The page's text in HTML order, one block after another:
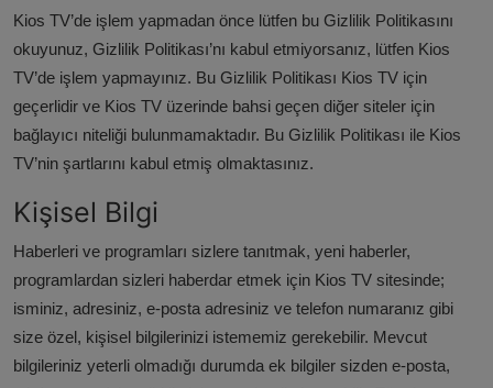
Veri Politikası
Kios TV’de işlem yapmadan önce lütfen bu Gizlilik Politikasını
okuyunuz, Gizlilik Politikası’nı kabul etmiyorsanız, lütfen Kios
TV’de işlem yapmayınız. Bu Gizlilik Politikası Kios TV için
geçerlidir ve Kios TV üzerinde bahsi geçen diğer siteler için
bağlayıcı niteliği bulunmamaktadır. Bu Gizlilik Politikası ile Kios
TV’nin şartlarını kabul etmiş olmaktasınız.
Kişisel Bilgi
Haberleri ve programları sizlere tanıtmak, yeni haberler,
programlardan sizleri haberdar etmek için Kios TV sitesinde;
isminiz, adresiniz, e-posta adresiniz ve telefon numaranız gibi
size özel, kişisel bilgilerinizi istememiz gerekebilir. Mevcut
bilgileriniz yeterli olmadığı durumda ek bilgiler sizden e-posta,